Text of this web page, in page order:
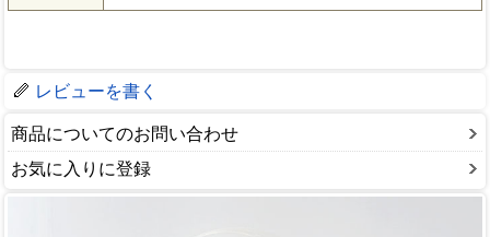
レビューを書く
商品についてのお問い合わせ
お気に入りに登録